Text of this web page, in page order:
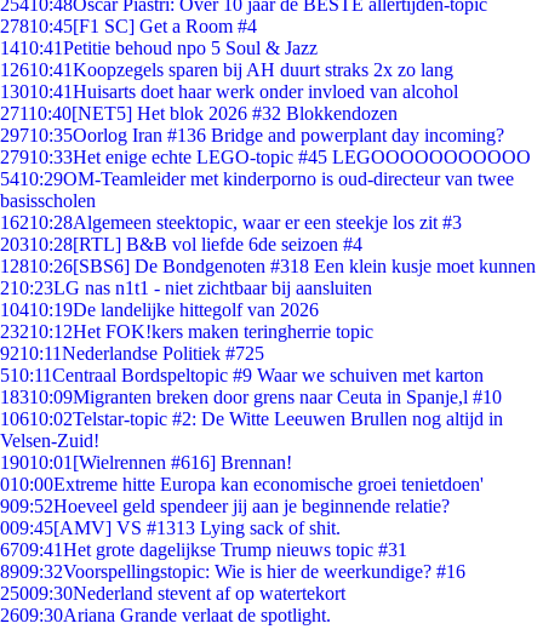
25410:48Oscar Piastri: Over 10 jaar de BESTE allertijden-topic
27810:45[F1 SC] Get a Room #4
1410:41Petitie behoud npo 5 Soul & Jazz
12610:41Koopzegels sparen bij AH duurt straks 2x zo lang
13010:41Huisarts doet haar werk onder invloed van alcohol
27110:40[NET5] Het blok 2026 #32 Blokkendozen
29710:35Oorlog Iran #136 Bridge and powerplant day incoming?
27910:33Het enige echte LEGO-topic #45 LEGOOOOOOOOOOO
5410:29OM-Teamleider met kinderporno is oud-directeur van twee
basisscholen
16210:28Algemeen steektopic, waar er een steekje los zit #3
20310:28[RTL] B&B vol liefde 6de seizoen #4
12810:26[SBS6] De Bondgenoten #318 Een klein kusje moet kunnen
210:23LG nas n1t1 - niet zichtbaar bij aansluiten
10410:19De landelijke hittegolf van 2026
23210:12Het FOK!kers maken teringherrie topic
9210:11Nederlandse Politiek #725
510:11Centraal Bordspeltopic #9 Waar we schuiven met karton
18310:09Migranten breken door grens naar Ceuta in Spanje,l #10
10610:02Telstar-topic #2: De Witte Leeuwen Brullen nog altijd in
Velsen-Zuid!
19010:01 [Wielrennen #616] Brennan!
010:00Extreme hitte Europa kan economische groei tenietdoen'
909:52Hoeveel geld spendeer jij aan je beginnende relatie?
009:45[AMV] VS #1313 Lying sack of shit.
6709:41Het grote dagelijkse Trump nieuws topic #31
8909:32Voorspellingstopic: Wie is hier de weerkundige? #16
25009:30Nederland stevent af op watertekort
2609:30Ariana Grande verlaat de spotlight.